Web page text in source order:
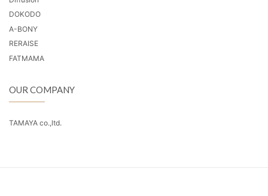
DOKODO
A-BONY
RERAISE
FATMAMA
OUR COMPANY
TAMAYA co.,ltd.